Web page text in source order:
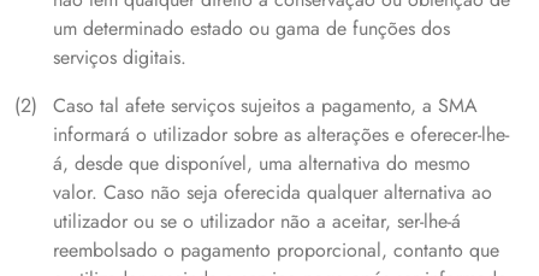
um determinado estado ou gama de funções dos
serviços digitais.
Caso tal afete serviços sujeitos a pagamento, a SMA
informará o utilizador sobre as alterações e oferecer-lhe-
á, desde que disponível, uma alternativa do mesmo
valor. Caso não seja oferecida qualquer alternativa ao
utilizador ou se o utilizador não a aceitar, ser-lhe-á
reembolsado o pagamento proporcional, contanto que